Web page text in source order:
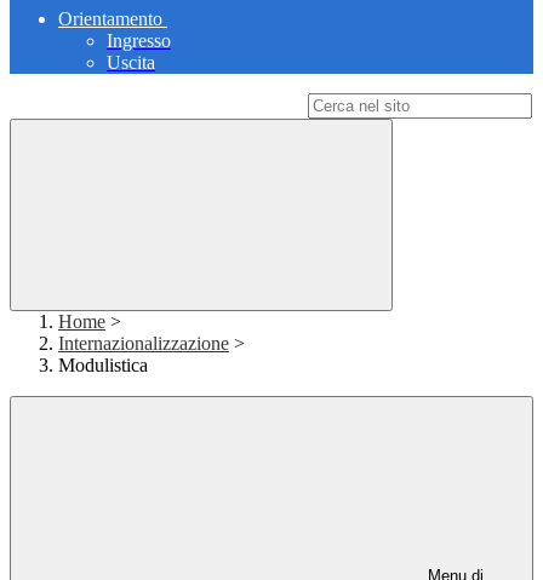
Orientamento
Ingresso
Uscita
Home >
Internazionalizzazione >
Modulistica
Menu di